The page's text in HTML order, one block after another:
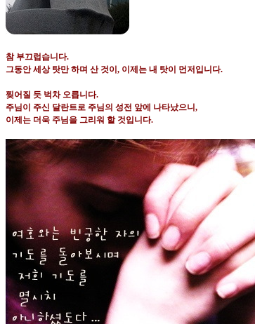
참 부끄럽습니다.
그동안 세상 탓만 하며 산 것이 , 이제는 내 탓이 먼저입니다.
찢어질 듯 벅차 오릅니다.
주님이 주신 달란트로 주님의 성전 앞에 나타났으니 ,
이제는 더욱 주님을 그리워 할 것입니다.